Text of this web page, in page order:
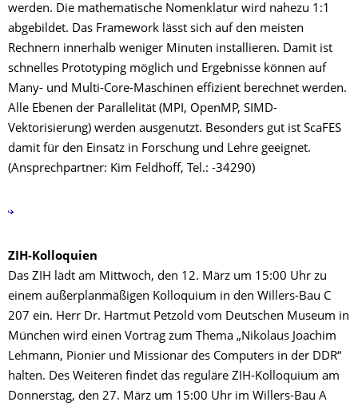
werden. Die mathematische Nomenklatur wird nahezu 1:1
abgebildet. Das Framework lässt sich auf den meisten
Rechnern innerhalb weniger Minuten installieren. Damit ist
schnelles Prototyping möglich und Ergebnisse können auf
Many- und Multi-Core-Maschinen effizient berechnet werden.
Alle Ebenen der Parallelität (MPI, OpenMP, SIMD-
Vektorisierung) werden ausgenutzt. Besonders gut ist ScaFES
damit für den Einsatz in Forschung und Lehre geeignet.
(Ansprechpartner: Kim Feldhoff, Tel.: -34290)
ZIH-Kolloquien
Das ZIH lädt am Mittwoch, den 12. März um 15:00 Uhr zu
einem außerplanmäßigen Kolloquium in den Willers-Bau C
207 ein. Herr Dr. Hartmut Petzold vom Deutschen Museum in
München wird einen Vortrag zum Thema „Nikolaus Joachim
Lehmann, Pionier und Missionar des Computers in der DDR“
halten. Des Weiteren findet das reguläre ZIH-Kolloquium am
Donnerstag, den 27. März um 15:00 Uhr im Willers-Bau A